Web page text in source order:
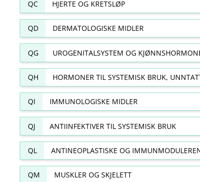
QC HJERTE OG KRETSLØP
QD DERMATOLOGISKE MIDLER
QG UROGENITALSYSTEM OG
QH HORMONER TIL SYSTEMISK BRUK,
QI IMMUNOLOGISKE MIDLER
QJ ANTIINFEKTIVER TIL SYSTEMISK BRUK
QL ANTINEOPLASTISKE OG
QM MUSKLER OG SKJELETT